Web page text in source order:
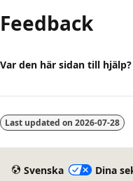
Feedback
Var den här sidan till hjälp?
Last updated on 2026-07-28
Svenska Dina